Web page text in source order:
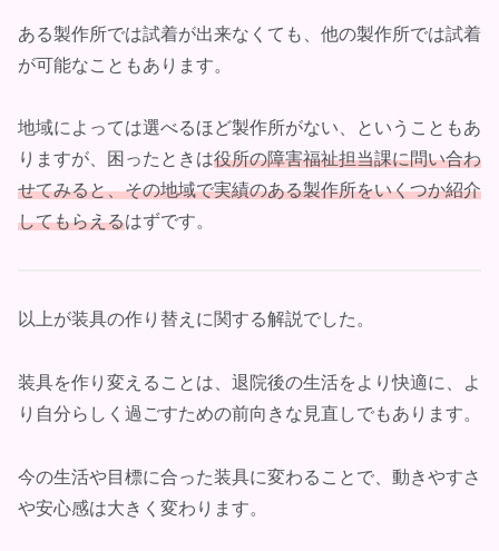
ある製作所では試着が出来なくても、他の製作所では試着
が可能なこともあります。
地域によっては選べるほど製作所がない、ということもあ
りますが、困ったときは役所の障害福祉担当課に問い合わ
せてみると、その地域で実績のある製作所をいくつか紹介
してもらえるはずです。
以上が装具の作り替えに関する解説でした。
装具を作り変えることは、退院後の生活をより快適に、よ
り自分らしく過ごすための前向きな見直しでもあります。
今の生活や目標に合った装具に変わることで、動きやすさ
や安心感は大きく変わります。